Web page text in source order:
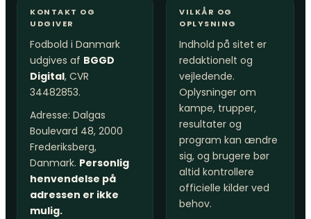
KONTAKT OG
UDGIVER
Fodbold i Danmark
udgives af BGGD
Digital, CVR
34482853.
Adresse: Dalgas
Boulevard 48, 2000
Frederiksberg,
Danmark. Personlig
henvendelse på
adressen er ikke
mulig.
VILKÅR OG
OPLYSNING
Indhold på sitet er
redaktionelt og
vejledende.
Oplysninger om
kampe, trupper,
resultater og
program kan ændre
sig, og brugere bør
altid kontrollere
officielle kilder ved
behov.